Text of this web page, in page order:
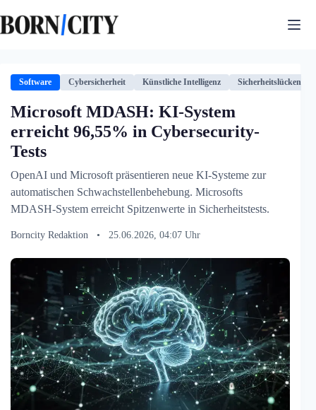
Inhalt
springen
Software Cybersicherheit Künstliche Intelligenz Sicherheitslücken
Microsoft MDASH: KI-System
erreicht 96,55% in Cybersecurity-
Tests
OpenAI und Microsoft präsentieren neue KI-Systeme zur
automatischen Schwachstellenbehebung. Microsofts
MDASH-System erreicht Spitzenwerte in Sicherheitstests.
Borncity Redaktion • 25.06.2026, 04:07 Uhr